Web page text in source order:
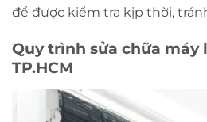
để được kiểm tra kịp thời,
Quy trình sửa chữa máy
TP.HCM